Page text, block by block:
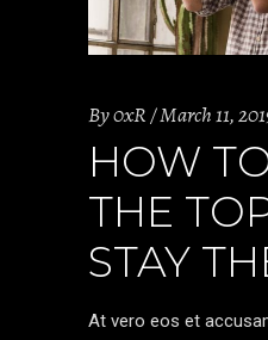
By0xR March 11,
HOW
THE
STAY
At vero eos et